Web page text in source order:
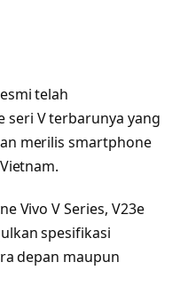
telah
V terbarunya yang
merilis smartphone
Vivo V Series, V23e
spesifikasi
depan maupun